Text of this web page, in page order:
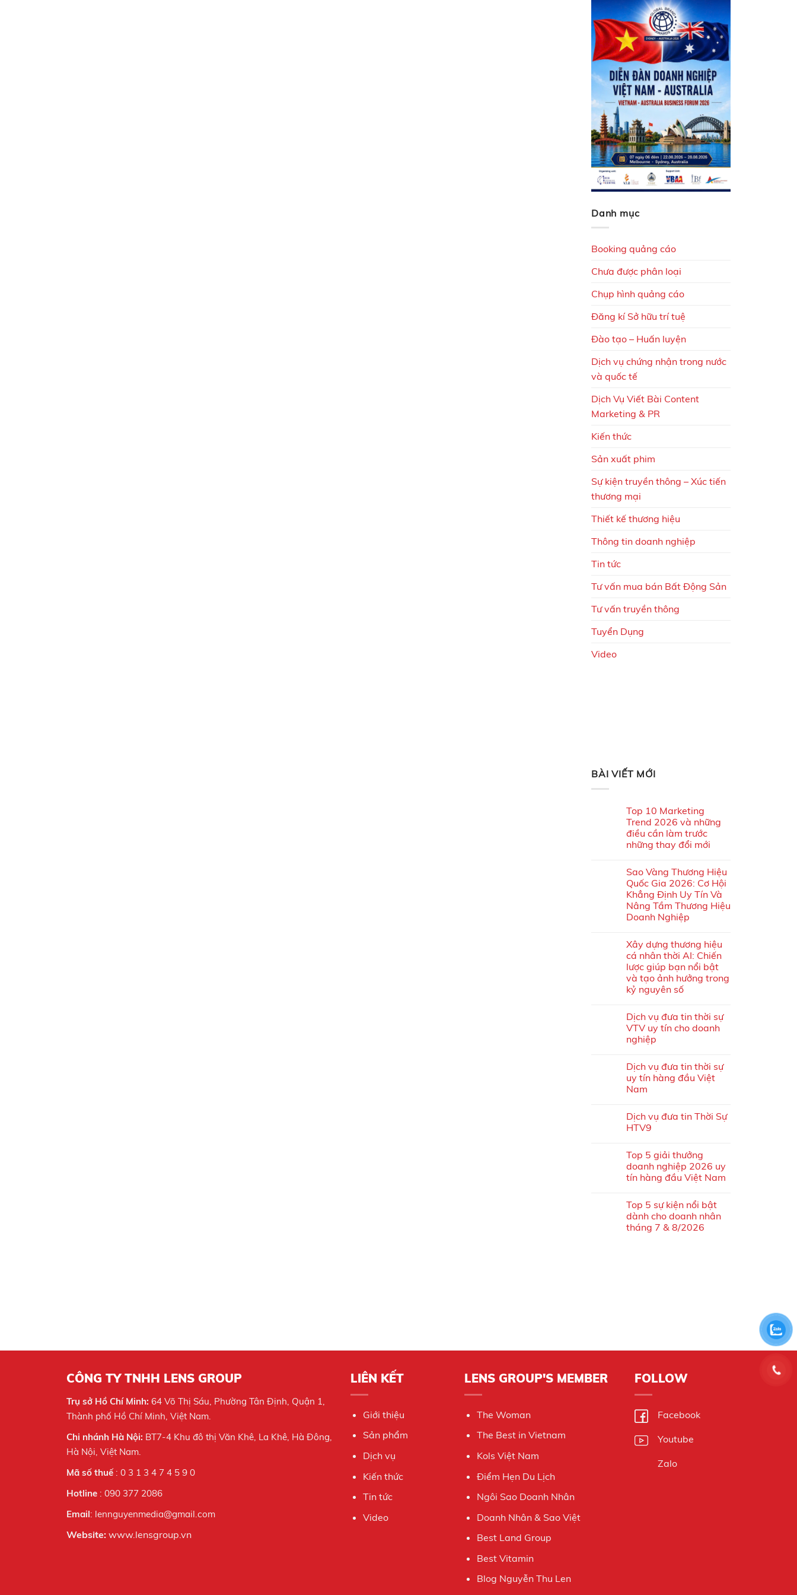
Danh mục
Booking quảng cáo
Chưa được phân loại
Chụp hình quảng cáo
Đăng kí Sở hữu trí tuệ
Đào tạo – Huấn luyện
Dịch vụ chứng nhận trong nước
và quốc tế
Dịch Vụ Viết Bài Content
Marketing & PR
Kiến thức
Sản xuất phim
Sự kiện truyền thông – Xúc tiến
thương mại
Thiết kế thương hiệu
Thông tin doanh nghiệp
Tin tức
Tư vấn mua bán Bất Động Sản
Tư vấn truyền thông
Tuyển Dụng
Video
BÀI VIẾT MỚI
Top 10 Marketing
Trend 2026 và những
điều cần làm trước
những thay đổi mới
Sao Vàng Thương Hiệu
Quốc Gia 2026: Cơ Hội
Khẳng Định Uy Tín Và
Nâng Tầm Thương Hiệu
Doanh Nghiệp
Xây dựng thương hiệu
cá nhân thời AI: Chiến
lược giúp bạn nổi bật
và tạo ảnh hưởng trong
kỷ nguyên số
Dịch vụ đưa tin thời sự
VTV uy tín cho doanh
nghiệp
Dịch vụ đưa tin thời sự
uy tín hàng đầu Việt
Nam
Dịch vụ đưa tin Thời Sự
HTV9
Top 5 giải thưởng
doanh nghiệp 2026 uy
tín hàng đầu Việt Nam
Top 5 sự kiện nổi bật
dành cho doanh nhân
tháng 7 & 8/2026
CÔNG TY TNHH LENS GROUP
Trụ sở Hồ Chí Minh: 64 Võ Thị Sáu, Phường Tân Định, Quận 1,
Thành phố Hồ Chí Minh, Việt Nam.
Chi nhánh Hà Nội: BT7-4 Khu đô thị Văn Khê, La Khê, Hà Đông,
Hà Nội, Việt Nam.
Mã số thuế: 0 3 1 3 4 7 4 5 9 0
Hotline : 090 377 2086
Email: lennguyenmedia@gmail.com
Website: www.lensgroup.vn
LIÊN KẾT
Giới thiệu
Sản phẩm
Dịch vụ
Kiến thức
Tin tức
Video
LENS GROUP'S MEMBER
The Woman
The Best in Vietnam
Kols Việt Nam
Điểm Hẹn Du Lịch
Ngôi Sao Doanh Nhân
Doanh Nhân & Sao Việt
Best Land Group
Best Vitamin
Blog Nguyễn Thu Len
FOLLOW
Facebook
Youtube
Zalo